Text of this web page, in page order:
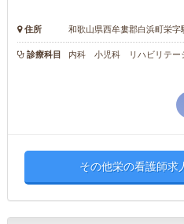
住所 和歌山県西牟婁郡白浜町栄字
診療科目 内科 小児科 リハビリテー
その他栄の看護師